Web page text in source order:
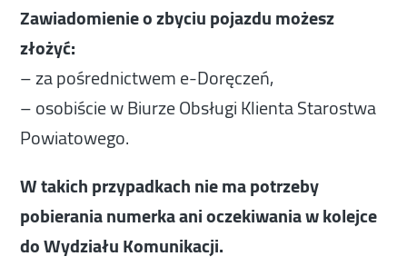
Zawiadomienie o zbyciu pojazdu możesz
złożyć:
– za pośrednictwem e-Doręczeń,
– osobiście w Biurze Obsługi Klienta Starostwa
Powiatowego.
W takich przypadkach nie ma potrzeby
pobierania numerka ani oczekiwania w kolejce
do Wydziału Komunikacji.